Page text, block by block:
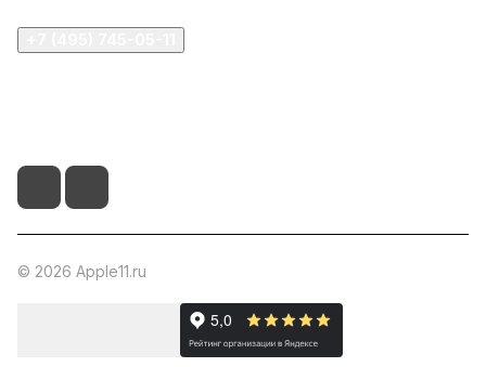
© 2026 Apple11.ru